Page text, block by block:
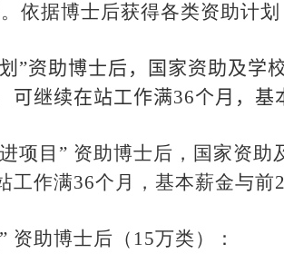
依据博士后获得各类资助计
”资助博士后，国家资助及学
可继续在站工作满36个月，基
项目” 资助博士后，国家资助
工作满36个月，基本薪金与前2
资助博士后（ 15万类）：